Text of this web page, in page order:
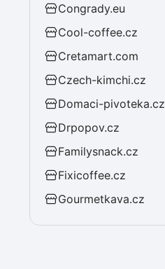
Congrady.eu
Cool-coffee.cz
Cretamart.com
Czech-kimchi.cz
Domaci-pivoteka.cz
Drpopov.cz
Familysnack.cz
Fixicoffee.cz
Gourmetkava.cz